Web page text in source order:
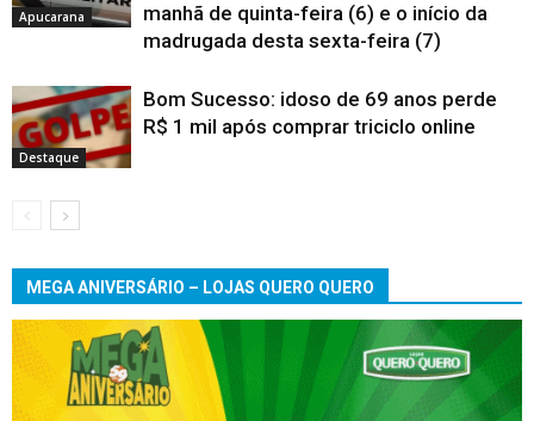
Apucarana
manhã de quinta-feira (6) e o início da
madrugada desta sexta-feira (7)
Destaque
Bom Sucesso: idoso de 69 anos perde
R$ 1 mil após comprar triciclo online
MEGA ANIVERSÁRIO – LOJAS QUERO QUERO